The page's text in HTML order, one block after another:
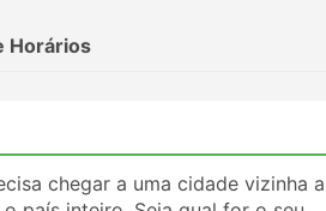
Horários
chegar a uma cidade vizinha a